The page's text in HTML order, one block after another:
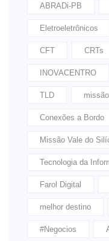
ABRADi-PB
Eletroeletrônicos
CFT CRTs
INOVACENTRO
TLD
Conexões a Bordo
Missão Vale do
Tecnologia da
Farol Digital
melhor destino
#Negocios